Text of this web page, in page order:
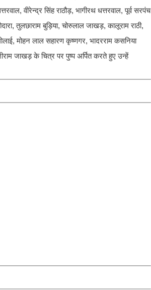
वीरेन्द्र सिंह राठौड़, भागीरथ धत्तरवाल, पूर्व सरपंच
तुलछाराम बुड़िया, चोरुलाल जाखड़, कालूराम राठी,
मोहन लाल सहारण कृष्णगर, भादरराम कसनिया
जाखड़ के चित्र पर पुष्प अर्पित करते हुए उन्हें